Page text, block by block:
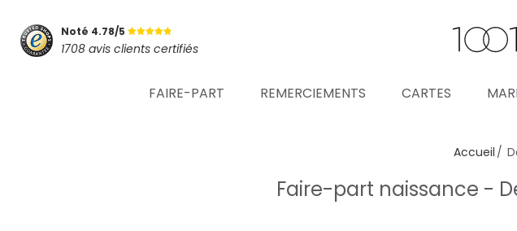
Noté 4.78/5
1708 avis clients certifiés
FAIRE-PART REMERCIEMENTS CARTES
Accueil
Faire-part naissance -